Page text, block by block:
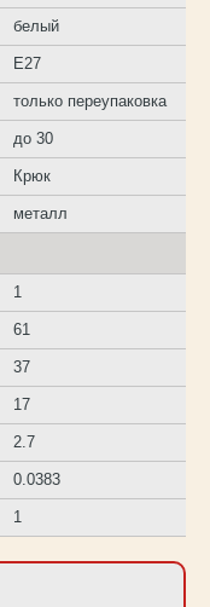
белый
E27
только переупаковка
до 30
Крюк
металл
1
61
37
17
2.7
0.0383
1